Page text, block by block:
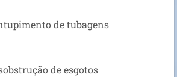
de tubagens
de esgotos